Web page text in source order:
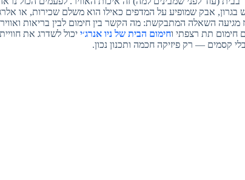
בגרון, אבק שמופיע על המדפים כאילו הוא משלם שכירות, או
מגיעה השאלה המתבקשת: מה הקשר בין חימום לבין בריאות
חימום תת רצפתי וחימום הבית של ניו אנרג׳י יכול לשדרג את
קסמים — רק פיזיקה חכמה ותכנון נכון.